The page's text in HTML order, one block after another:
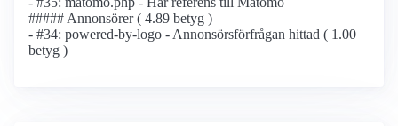
##### Annonsörer ( 4.89 betyg )
- #34: powered-by-logo - Annonsörs­förfrågan hittad ( 1.00
betyg )